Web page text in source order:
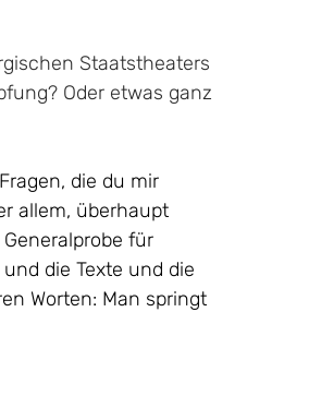
Staatstheaters
Oder etwas ganz
die du mir
allem, überhaupt
für
die Texte und die
Worten: Man springt